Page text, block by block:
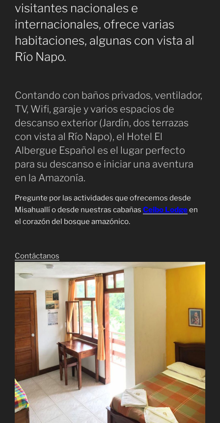
visitantes nacionales e
internacionales, ofrece varias
habitaciones, algunas con vista al
Río Napo.
Contando con baños privados, ventilador,
TV, Wifi, garaje y varios espacios de
descanso exterior (Jardín, dos terrazas
con vista al Río Napo), el Hotel El
Albergue Español es el lugar perfecto
para su descanso e iniciar una aventura
en la Amazonía.
Pregunte por las actividades que ofrecemos desde
Misahuallí o desde nuestras cabañas Ceibo Lodgeen
el corazón del bosque amazónico.
Contáctanos